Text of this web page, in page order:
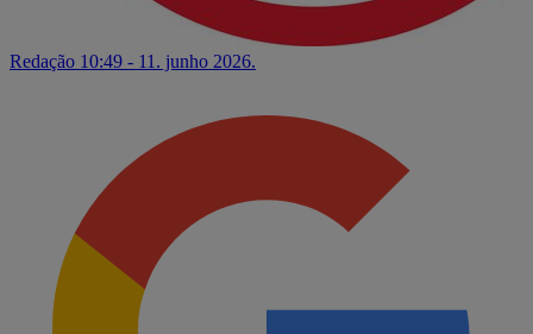
Redação 10:49 - 11. junho 2026.